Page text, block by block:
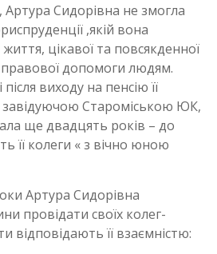
Артура Сидорівна не змогла
,якій вона
цікавої та повсякденної
допомоги людям.
виходу на пенсію її
Староміською ЮК,
ще двадцять років – до
її колеги « з вічно юною
Артура Сидорівна
провідати своїх колег-
відповідають її взаємністю: